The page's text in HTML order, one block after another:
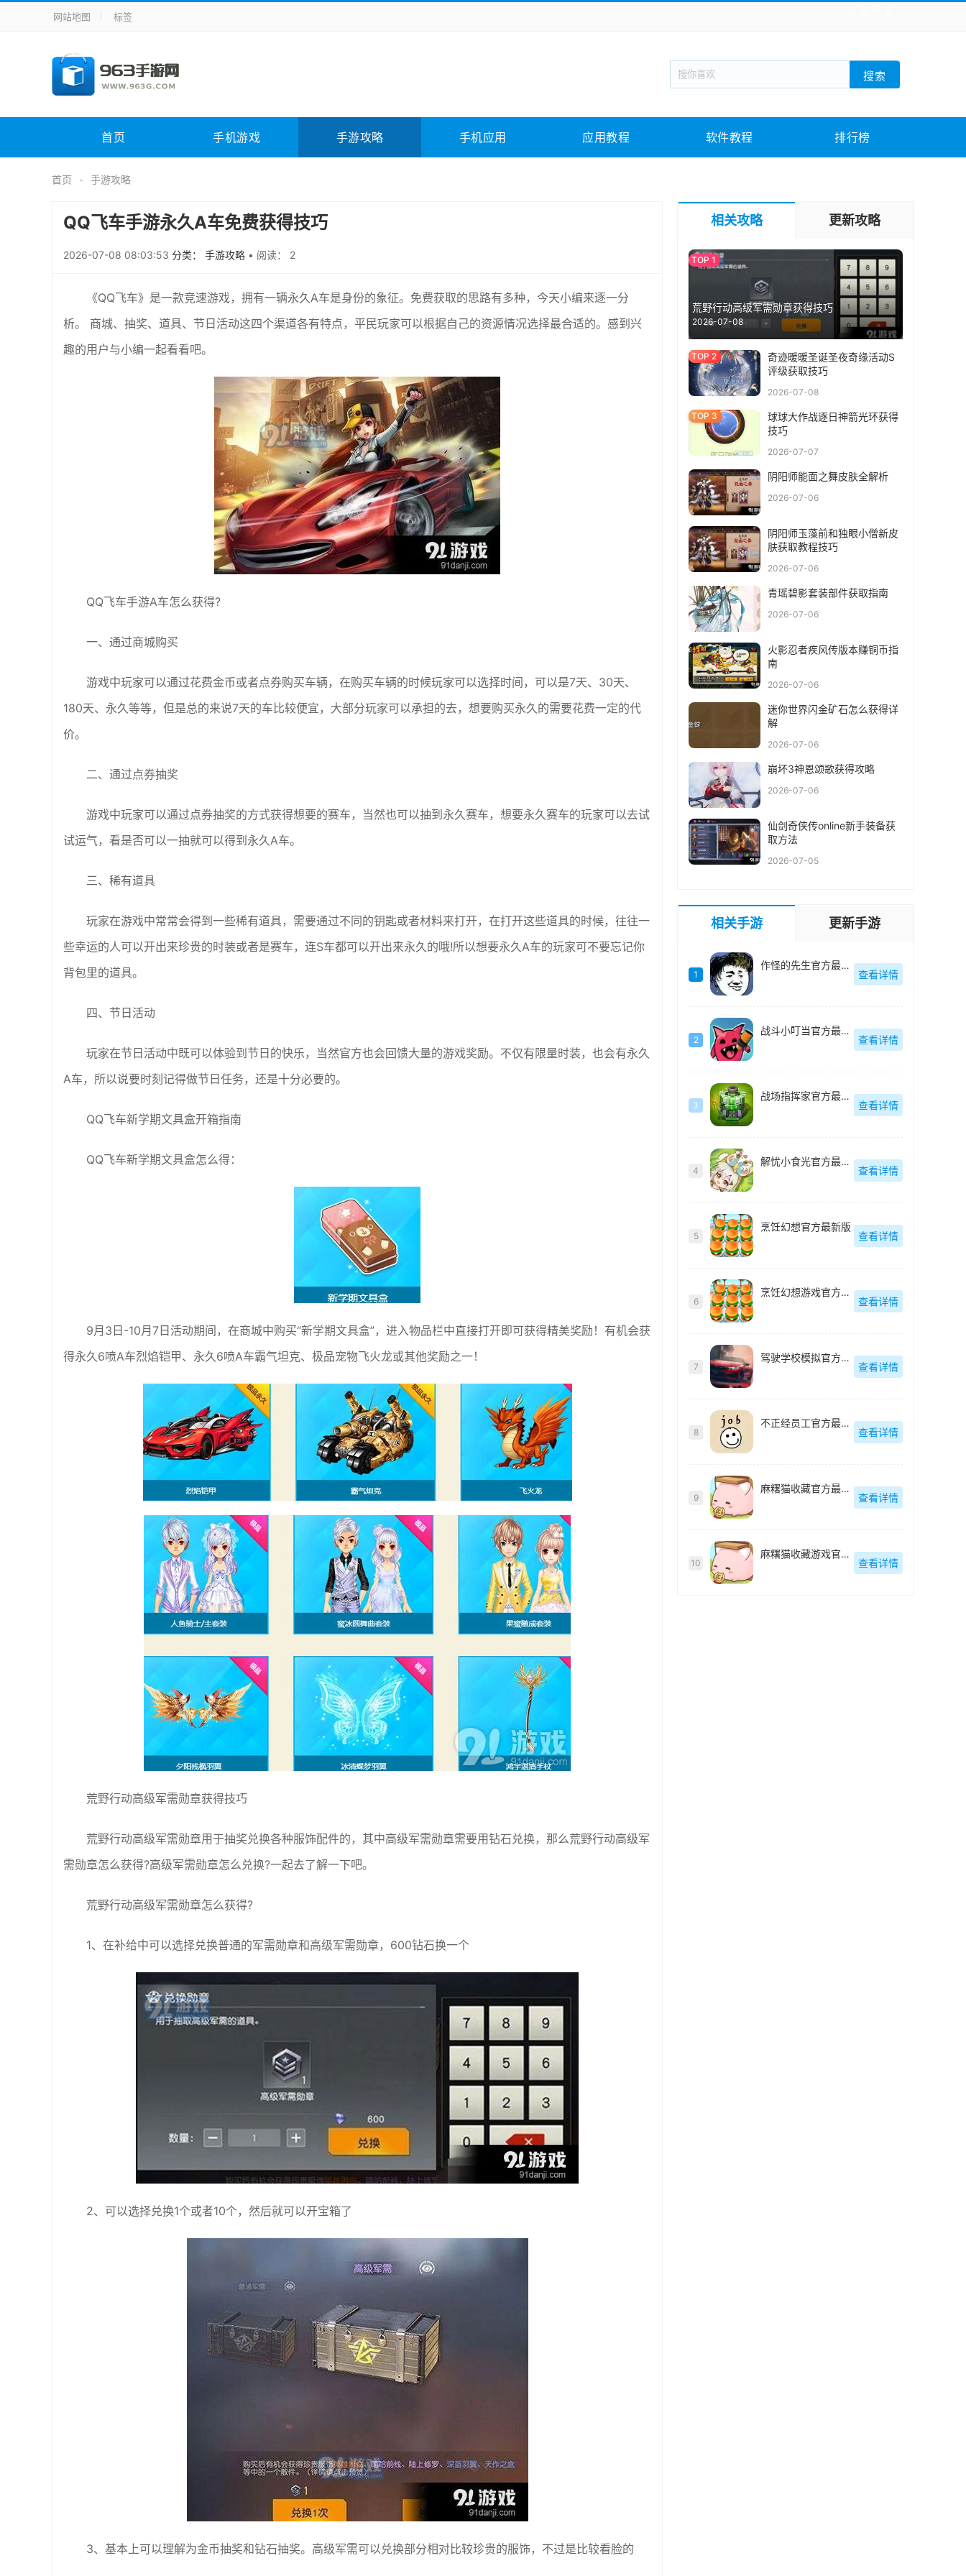
手机应用 新闻阅读 旅游出行 生活实用
手机游戏 体育竞技 战棋游戏 枪战射击 模拟经营
电脑软件 其它类别 图形软件 安全相关 应用软件 影音软件 插件下载 教育教学 游戏娱乐 系统软件 素材下载
未分类 综合其它
网站地图 标签
搜索
首页 手机游戏 手游攻略 手机应用 应用教程 软件教程 排行榜
首页 手游攻略
QQ飞车手游永久A车免费获得技巧
2026-07-08 08:03:53 分类： 手游攻略 • 阅读： 2
《QQ飞车》是一款竞速游戏，拥有一辆永久A车是身份的象征。免费获取的思路有多种，今天小编来逐一分
析。 商城、抽奖、道具、节日活动这四个渠道各有特点，平民玩家可以根据自己的资源情况选择最合适的。感到兴
趣的用户与小编一起看看吧。
QQ飞车手游A车怎么获得?
一、通过商城购买
游戏中玩家可以通过花费金币或者点券购买车辆，在购买车辆的时候玩家可以选择时间，可以是7天、30天、
180天、永久等等，但是总的来说7天的车比较便宜，大部分玩家可以承担的去，想要购买永久的需要花费一定的代
价。
二、通过点券抽奖
游戏中玩家可以通过点券抽奖的方式获得想要的赛车，当然也可以抽到永久赛车，想要永久赛车的玩家可以去试
试运气，看是否可以一抽就可以得到永久A车。
三、稀有道具
玩家在游戏中常常会得到一些稀有道具，需要通过不同的钥匙或者材料来打开，在打开这些道具的时候，往往一
些幸运的人可以开出来珍贵的时装或者是赛车，连S车都可以开出来永久的哦!所以想要永久A车的玩家可不要忘记你
背包里的道具。
四、节日活动
玩家在节日活动中既可以体验到节日的快乐，当然官方也会回馈大量的游戏奖励。不仅有限量时装，也会有永久
A车，所以说要时刻记得做节日任务，还是十分必要的。
QQ飞车新学期文具盒开箱指南
QQ飞车新学期文具盒怎么得：
9月3日-10月7日活动期间，在商城中购买“新学期文具盒”，进入物品栏中直接打开即可获得精美奖励！有机会获
得永久6喷A车烈焰铠甲、永久6喷A车霸气坦克、极品宠物飞火龙或其他奖励之一！
荒野行动高级军需勋章获得技巧
荒野行动高级军需勋章用于抽奖兑换各种服饰配件的，其中高级军需勋章需要用钻石兑换，那么荒野行动高级军
需勋章怎么获得?高级军需勋章怎么兑换?一起去了解一下吧。
荒野行动高级军需勋章怎么获得?
1、在补给中可以选择兑换普通的军需勋章和高级军需勋章，600钻石换一个
2、可以选择兑换1个或者10个，然后就可以开宝箱了
3、基本上可以理解为金币抽奖和钻石抽奖。高级军需可以兑换部分相对比较珍贵的服饰，不过是比较看脸的
相关攻略 更新攻略
荒野行动高级军需勋章获得技巧
2026-07-08
奇迹暖暖圣诞圣夜奇缘活动S
评级获取技巧
2026-07-08
球球大作战逐日神箭光环获得
技巧
2026-07-07
阴阳师能面之舞皮肤全解析
2026-07-06
阴阳师玉藻前和独眼小僧新皮
肤获取教程技巧
2026-07-06
青瑶碧影套装部件获取指南
2026-07-06
火影忍者疾风传版本赚铜币指
南
2026-07-06
迷你世界闪金矿石怎么获得详
解
2026-07-06
崩坏3神恩颂歌获得攻略
2026-07-06
仙剑奇侠传online新手装备获
取方法
2026-07-05
相关手游 更新手游
1
作怪的先生官方最新版
查看详情
2
战斗小叮当官方最新版
查看详情
3
战场指挥家官方最新版
查看详情
4
解忧小食光官方最新版
查看详情
5
烹饪幻想官方最新版
查看详情
6
烹饪幻想游戏官方最新版
查看详情
7
驾驶学校模拟官方最新版
查看详情
8
不正经员工官方最新版
查看详情
9
麻糬猫收藏官方最新版
查看详情
10
麻糬猫收藏游戏官方最新版
查看详情